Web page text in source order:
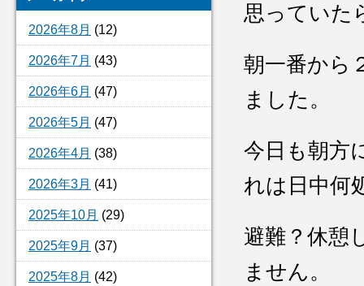
2026年8月 (12)
2026年7月 (43)
2026年6月 (47)
2026年5月 (47)
2026年4月 (38)
2026年3月 (41)
2025年10月 (29)
2025年9月 (37)
2025年8月 (42)
思っていた
朝一番から
ました。
今日も朝方
れは日中何
避難？休憩
ません。